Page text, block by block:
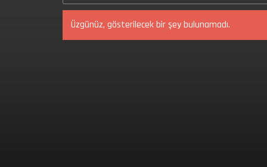
Üzgünüz, gösterilecek bir şey bulunamadı.